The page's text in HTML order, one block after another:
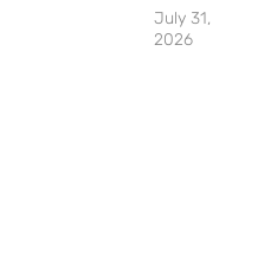
July 31,
2026